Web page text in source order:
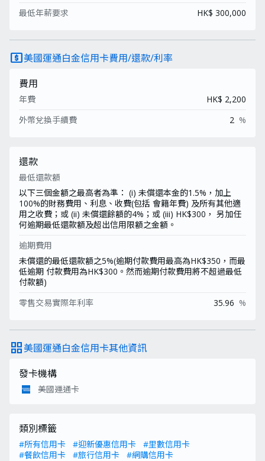
最低年薪要求
HK$ 300,000
local_atm美國運通白金信用卡費用/還款/利率
費用
年費
HK$ 2,200
外幣兌換手續費
2 %
還款
最低還款額
以下三個金額之最高者為準： (i) 未償還本金的1.5%，加上
100%的財務費用、利息、收費(包括 會籍年費) 及所有其他適
用之收費；或 (ii) 未償還餘額的4%；或 (iii) HK$300， 另加任
何逾期最低還款額及超出信用限額之金額。
逾期費用
未償還的最低還款額之5%(逾期付款費用最高為HK$350，而最
低逾期 付款費用為HK$300。然而逾期付款費用將不超過最低
付款額)
零售交易實際年利率
35.96 %
grid_view美國運通白金信用卡其他資訊
發卡機構
美國運通卡
類別標籤
#所有信用卡 #迎新優惠信用卡
#里數信用卡
#餐飲信用卡
#旅行信用卡 #網購信用卡